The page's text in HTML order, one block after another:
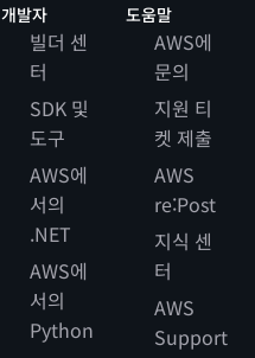
개발자
빌더 센
터
SDK 및
도구
AWS에
서의
.NET
AWS에
서의
Python
도움말
AWS에
문의
지원 티
켓 제출
AWS
re:Post
지식 센
터
AWS
Support